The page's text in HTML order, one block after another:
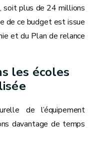
soit plus de 24 millions
de ce budget est issue
et du Plan de relance
les écoles
de l’équipement
davantage de temps